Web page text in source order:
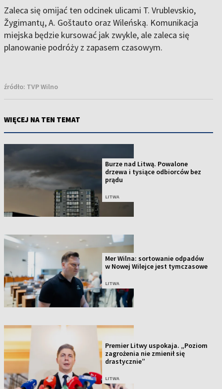
Zaleca się omijać ten odcinek ulicami T. Vrublevskio,
Žygimantų, A. Goštauto oraz Wileńską. Komunikacja
miejska będzie kursować jak zwykle, ale zaleca się
planowanie podróży z zapasem czasowym.
źródło: TVP Wilno
WIĘCEJ NA TEN TEMAT
Burze nad Litwą. Powalone
drzewa i tysiące odbiorców bez
prądu
LITWA
Mer Wilna: sortowanie odpadów
w Nowej Wilejce jest tymczasowe
LITWA
Premier Litwy uspokaja. „Poziom
zagrożenia nie zmienił się
drastycznie”
LITWA